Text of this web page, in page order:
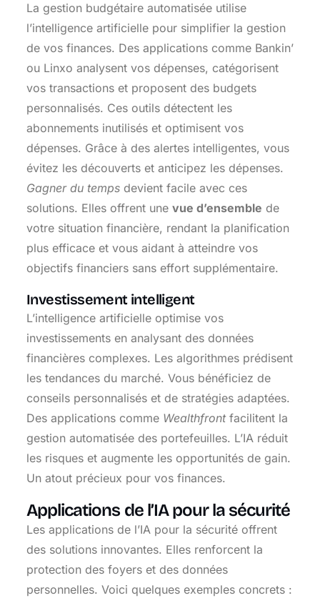
La gestion budgétaire automatisée utilise
l’intelligence artificielle pour simplifier la gestion
de vos finances. Des applications comme Bankin’
ou Linxo analysent vos dépenses, catégorisent
vos transactions et proposent des budgets
personnalisés. Ces outils détectent les
abonnements inutilisés et optimisent vos
dépenses. Grâce à des alertes intelligentes, vous
évitez les découverts et anticipez les dépenses.
Gagner du temps devient facile avec ces
solutions. Elles offrent une vue d’ensemble de
votre situation financière, rendant la planification
plus efficace et vous aidant à atteindre vos
objectifs financiers sans effort supplémentaire.
Investissement intelligent
L’intelligence artificielle optimise vos
investissements en analysant des données
financières complexes. Les algorithmes prédisent
les tendances du marché. Vous bénéficiez de
conseils personnalisés et de stratégies adaptées.
Des applications comme Wealthfrontfacilitent la
gestion automatisée des portefeuilles. L’IA réduit
les risques et augmente les opportunités de gain.
Un atout précieux pour vos finances.
Applications de l’IA pour la sécurité
Les applications de l’IA pour la sécurité offrent
des solutions innovantes. Elles renforcent la
protection des foyers et des données
personnelles. Voici quelques exemples concrets :